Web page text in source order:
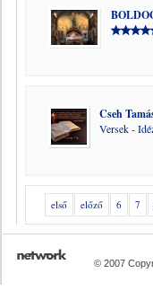
Cseh
Versek -
első előző 6 7
© 2007